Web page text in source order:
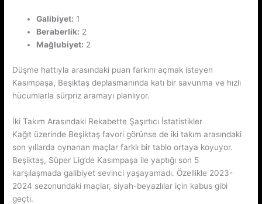
Galibiyet: 1
Beraberlik: 2
Mağlubiyet: 2
Düşme hattıyla arasındaki puan farkını açmak isteyen
Kasımpaşa, Beşiktaş deplasmanında katı bir savunma ve hızlı
hücumlarla sürpriz aramayı planlıyor.
İki Takım Arasındaki Rekabette Şaşırtıcı İstatistikler
Kağıt üzerinde Beşiktaş favori görünse de iki takım arasındaki
son yıllarda oynanan maçlar farklı bir tablo ortaya koyuyor.
Beşiktaş, Süper Lig’de Kasımpaşa ile yaptığı son 5
karşılaşmada galibiyet sevinci yaşayamadı. Özellikle 2023-
2024 sezonundaki maçlar, siyah-beyazlılar için kabus gibi
geçti.